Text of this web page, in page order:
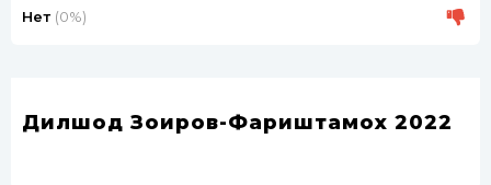
Нет (0%)
Дилшод Зоиров-Фариштамох 2022